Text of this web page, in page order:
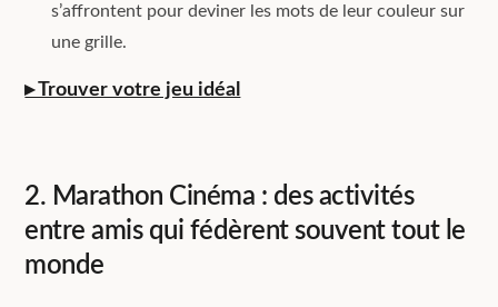
s’affrontent pour deviner les mots de leur couleur sur
une grille.
▸ Trouver votre jeu idéal
2. Marathon Cinéma : des activités
entre amis qui fédèrent souvent tout le
monde